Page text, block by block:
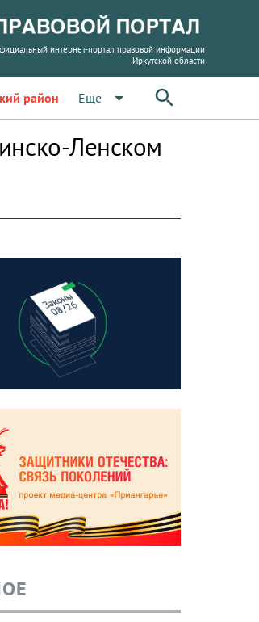
интернет-портал правовой информации
Иркутской области
район Еще arrow_drop_down
Ленском